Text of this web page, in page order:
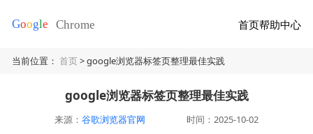
首页帮助中心
当前位置：首页> google浏览器标签页整理最佳实践
google浏览器标签页整理最佳实践
来源： 谷歌浏览器官网 时间：2025-10-02